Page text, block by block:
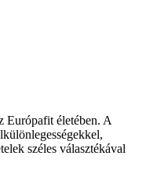
Európafit életében. A
széles választékával